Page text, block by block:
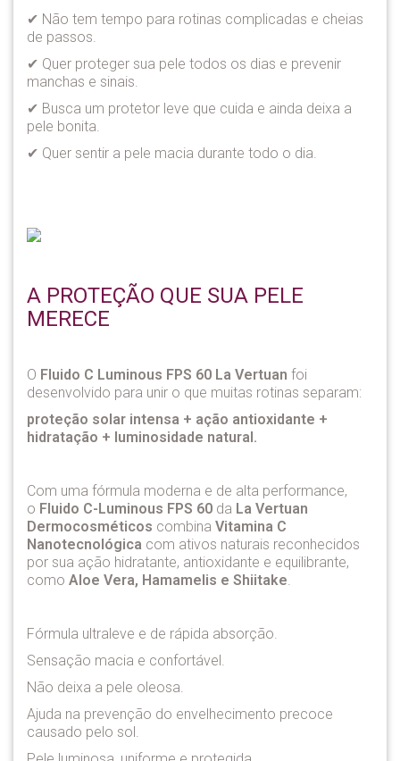
✔ Não tem tempo para rotinas complicadas e cheias
de passos.
✔ Quer proteger sua pele todos os dias e prevenir
manchas e sinais.
✔ Busca um protetor leve que cuida e ainda deixa a
pele bonita.
✔ Quer sentir a pele macia durante todo o dia.
A PROTEÇÃO QUE SUA PELE
MERECE
O Fluido C Luminous FPS 60 La Vertuan foi
desenvolvido para unir o que muitas rotinas separam:
proteção solar intensa + ação antioxidante +
hidratação + luminosidade natural.
Com uma fórmula moderna e de alta performance,
o Fluido C-Luminous FPS 60 da La Vertuan
Dermocosméticos combina Vitamina C
Nanotecnológica com ativos naturais reconhecidos
por sua ação hidratante, antioxidante e equilibrante,
como Aloe Vera, Hamamelis e Shiitake.
Fórmula ultraleve e de rápida absorção.
Sensação macia e confortável.
Não deixa a pele oleosa.
Ajuda na prevenção do envelhecimento precoce
causado pelo sol.